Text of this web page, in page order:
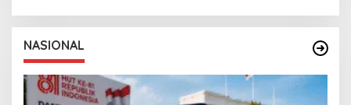
NASIONAL